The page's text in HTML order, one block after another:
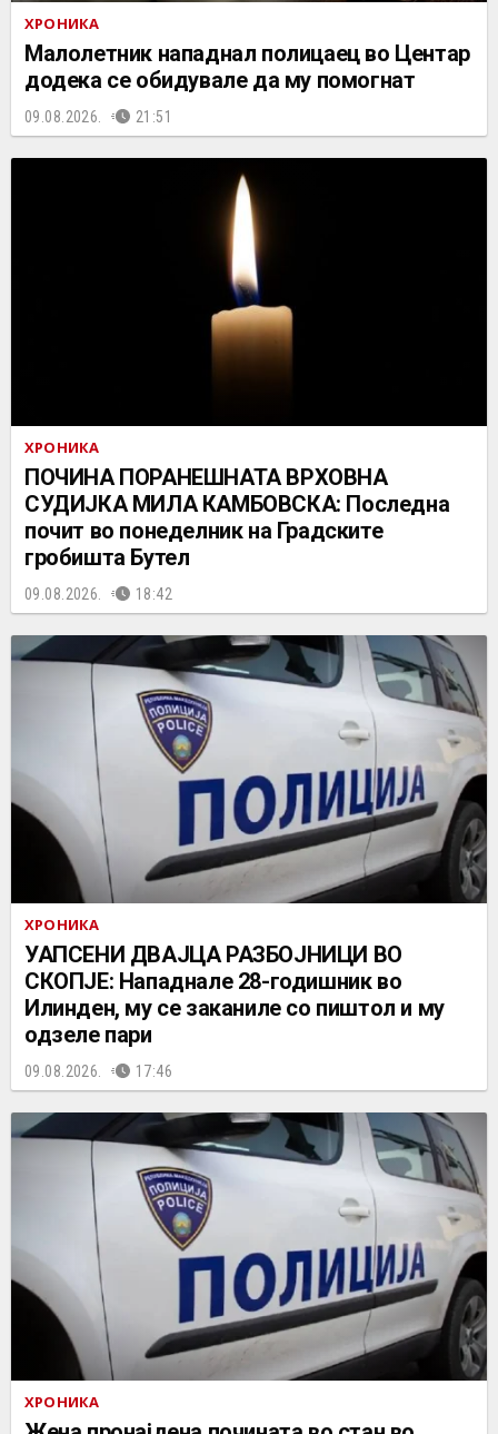
ХРОНИКА
Малолетник нападнал полицаец во Центар
додека се обидувале да му помогнат
09.08.2026. 21:51
ХРОНИКА
ПОЧИНА ПОРАНЕШНАТА ВРХОВНА
СУДИЈКА МИЛА КАМБОВСКА: Последна
почит во понеделник на Градските
гробишта Бутел
09.08.2026. 18:42
ХРОНИКА
УАПСЕНИ ДВАЈЦА РАЗБОЈНИЦИ ВО
СКОПЈЕ: Нападнале 28-годишник во
Илинден, му се заканиле со пиштол и му
одзеле пари
09.08.2026. 17:46
ХРОНИКА